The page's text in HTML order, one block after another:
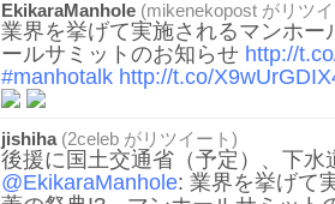
EkikaraManhole (mikenekopost がリツ
業界を挙げて実施されるマンホー
ールサミットのお知らせ http://
#manhotalk http://t.co/
jishiha(2celeb がリツイート)
後援に国土交通省（予定）、下水
@EkikaraManhole: 業界を挙げて